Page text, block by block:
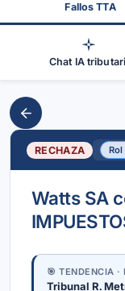
Fallos TTA
Chat IA
RECHAZA Rol
Watts SA
🎯 TENDENCIA ·
Tribunal R.